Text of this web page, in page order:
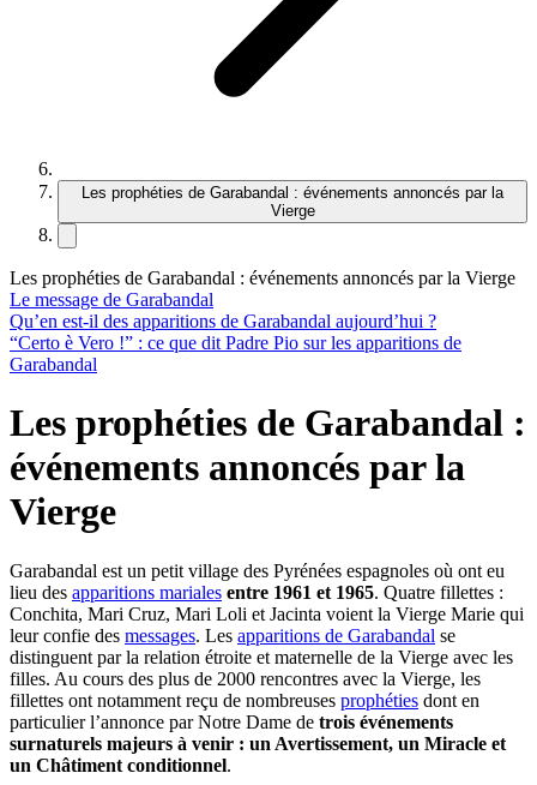
Les prophéties de Garabandal : événements annoncés par la
Vierge
Les prophéties de Garabandal : événements annoncés par la Vierge
Le message de Garabandal
Qu’en est-il des apparitions de Garabandal aujourd’hui ?
“Certo è Vero !” : ce que dit Padre Pio sur les apparitions de
Garabandal
Les prophéties de Garabandal :
événements annoncés par la
Vierge
Garabandal est un petit village des Pyrénées espagnoles où ont eu
lieu des apparitions mariales entre 1961 et 1965. Quatre fillettes :
Conchita, Mari Cruz, Mari Loli et Jacinta voient la Vierge Marie qui
leur confie des messages. Les apparitions de Garabandal se
distinguent par la relation étroite et maternelle de la Vierge avec les
filles. Au cours des plus de 2000 rencontres avec la Vierge, les
fillettes ont notamment reçu de nombreuses prophéties dont en
particulier l’annonce par Notre Dame de trois événements
surnaturels majeurs à venir : un Avertissement, un Miracle et
un Châtiment conditionnel.